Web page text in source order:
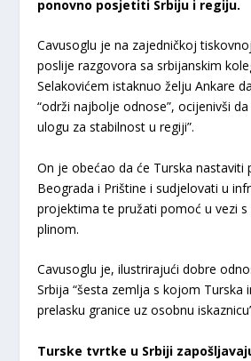
ponovno posjetiti Srbiju i regiju.
Cavusoglu je na zajedničkoj
poslije razgovora sa srbijanskim
Selakovićem istaknuo želju Ankare
“održi najbolje odnose”, ocijenivši da
ulogu za stabilnost u regiji”.
On je obećao da će Turska nastaviti
Beograda i Prištine i sudjelovati u
projektima te pružati pomoć u vezi
plinom.
Cavusoglu je, ilustrirajući dobre
Srbija “šesta zemlja s kojom Turska
prelasku granice uz osobnu
Turske tvrtke u Srbiji